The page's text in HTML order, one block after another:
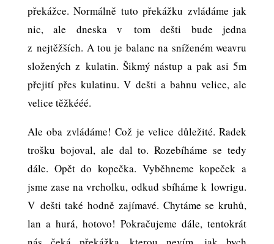
překážce. Normálně tuto překážku zvládáme jak
nic, ale dneska v tom dešti bude jedna
z nejtěžších. A tou je balanc na sníženém weavru
složených z kulatin. Šikmý nástup a pak asi 5m
přejití přes kulatinu. V dešti a bahnu velice, ale
velice těžkééé.
Ale oba zvládáme! Což je velice důležité. Radek
trošku bojoval, ale dal to. Rozebíháme se tedy
dále. Opět do kopečka. Vyběhneme kopeček a
jsme zase na vrcholku, odkud sbíháme k lowrigu.
V dešti také hodně zajímavé. Chytáme se kruhů,
lan a hurá, hotovo! Pokračujeme dále, tentokrát